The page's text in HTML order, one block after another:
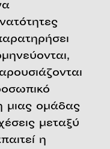
μιας ομάδας
μεταξύ
η